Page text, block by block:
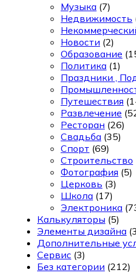
Музыка (7)
Недвижимость
Новости (2)
Образование
Политика (1)
Праздники ,
Путешествия
Развлечение
Ресторан (26)
Свадьба (35)
Спорт (69)
Строительство
Фотография (5)
Церковь (3)
Школа (17)
Электроника
Калькуляторы (5)
Элементы дизайна
Дополнительные
Сервис (3)
Без категории (212)